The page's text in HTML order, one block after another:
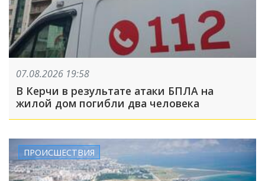
07.08.2026 19:58
В Керчи в результате атаки БПЛА на
жилой дом погибли два человека
ПРОИСШЕСТВИЯ